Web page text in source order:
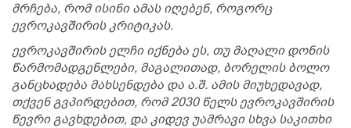
მრჩება, რომ ისინი ამას იღებენ, როგორც
ევროკავშირის კრიტიკას.
ევროკავშირის ელჩი იქნება ეს, თუ მაღალი დონის
წარმომადგენლები, მაგალითად, ბორელის ბოლო
განცხადება მახსენდება და ა.შ. ამის მიუხედავად,
თქვენ გვპირდებით, რომ 2030 წელს ევროკავშირის
წევრი გავხდებით, და კიდევ უამრავი სხვა საკითხი